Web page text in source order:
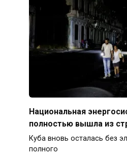
Национальная
полностью вышла из
Куба вновь осталась без
полного